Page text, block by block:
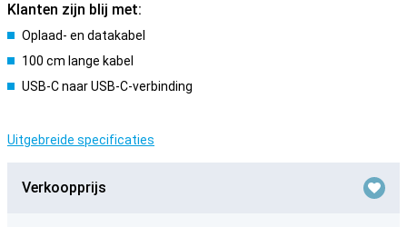
Klanten zijn blij met:
Oplaad- en datakabel
100 cm lange kabel
USB-C naar USB-C-verbinding
Uitgebreide specificaties
Verkoopprijs